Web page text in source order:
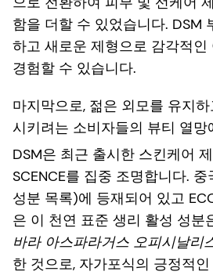
함을 더할 수 있었습니다. DSM
하고 새로운 제형으로 감각적
경험할 수 있습니다.
마지막으로, 젊은 외모를 유지
시키려는 소비자들의 뷰티 열망
DSM은 최근 출시한 스킨케어
SCENCE를 집중 조명합니다.
성분 목록)에 등재되어 있고
은 이 천연 표준 생리 활성 성분
바라 아스파라거스 오피시날리
한 것으로, 자가포식의 긍정적